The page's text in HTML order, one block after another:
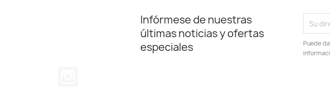
Infórmese de nuestras
últimas noticias y ofertas
especiales
Puede